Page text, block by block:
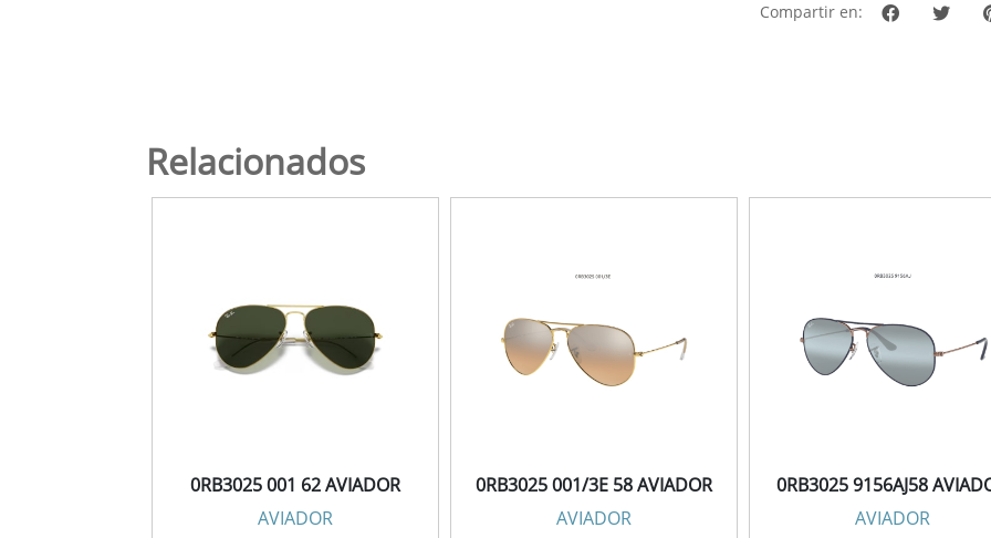
Compartir en:
Relacionados
0RB3025 001 62 AVIADOR
AVIADOR
0RB3025 001/3E 58 AVIADOR
AVIADOR
0RB3025 9156AJ58
AVIADOR